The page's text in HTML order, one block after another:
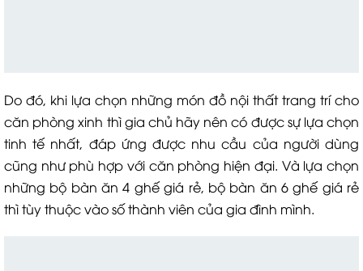
Do đó, khi lựa chọn những món đồ nội thất trang trí cho
căn phòng xinh thì gia chủ hãy nên có được sự lựa chọn
tinh tế nhất, đáp ứng được nhu cầu của người dùng
cũng như phù hợp với căn phòng hiện đại. Và lựa chọn
những bộ bàn ăn 4 ghế giá rẻ, bộ bàn ăn 6 ghế giá rẻ
thì tùy thuộc vào số thành viên của gia đình mình.